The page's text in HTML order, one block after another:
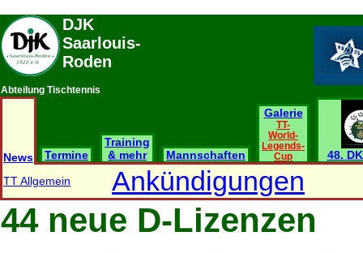
DJK
Saarlouis-
Roden
Abteilung Tischtennis
News Termine
Training
& mehr
Mannschaften
Galerie
TT-
World-
Legends-
Cup
48.
TT Allgemein
Ankündigungen
44 neue D-Lizenzen